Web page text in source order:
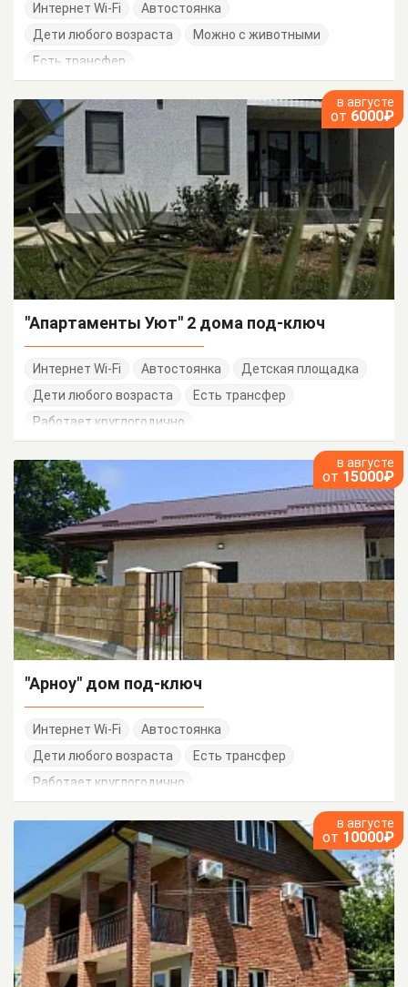
Интернет Wi-Fi
Автостоянка
Дети любого возраста
Можно с животными
Есть трансфер
в августе
от 6000₽
"Апартаменты Уют" 2 дома под-ключ
Интернет Wi-Fi Автостоянка
Детская площадка
Дети любого возраста
Есть трансфер
Работает круглогодично
в августе
от 15000₽
"Арноу" дом под-ключ
Интернет Wi-Fi
Автостоянка
Дети любого возраста
Есть трансфер
Работает круглогодично
в августе
от 10000₽